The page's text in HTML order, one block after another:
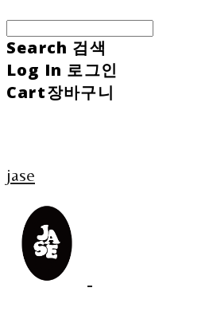
Search 검색
Log In 로그인
Cart장바구니
jase